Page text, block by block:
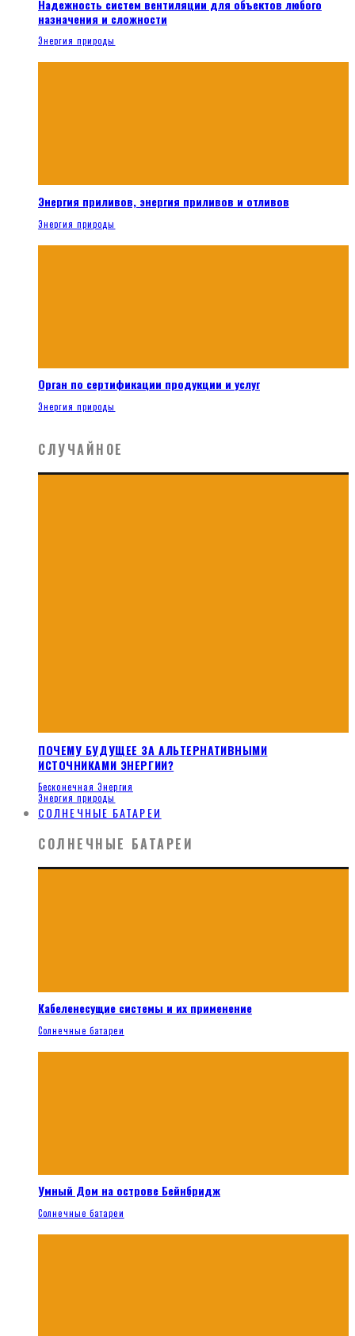
Надежность систем вентиляции для объектов любого
назначения и сложности
Энергия природы
Энергия приливов, энергия приливов и отливов
Энергия природы
Орган по сертификации продукции и услуг
Энергия природы
СЛУЧАЙНОЕ
ПОЧЕМУ БУДУЩЕЕ ЗА АЛЬТЕРНАТИВНЫМИ
ИСТОЧНИКАМИ ЭНЕРГИИ?
Бесконечная Энергия
Энергия природы
СОЛНЕЧНЫЕ БАТАРЕИ
СОЛНЕЧНЫЕ БАТАРЕИ
Кабеленесущие системы и их применение
Солнечные батареи
Умный Дом на острове Бейнбридж
Солнечные батареи